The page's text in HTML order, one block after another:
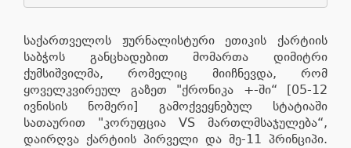
საქართველოს ჟურნალისტური ეთიკის ქარტიის
საბჭოს განცხადებით მომართა დიმიტრი
ქუმსიშვილმა, რომელიც მიიჩნევდა, რომ
ყოველკვირეულ გაზეთ "ქრონიკა +-ში“ [05-12
ივნისის ნომერი] გამოქვეყნებულ სტატიაში
სათაურით "კორუფცია VS მართლმსაჯულება“,
დაირღვა ქარტიის პირველი და მე-11 პრინციპი.